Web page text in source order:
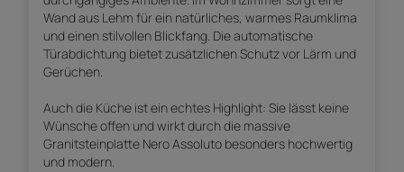
Wand aus Lehm für ein natürliches, warmes Raumklima
und einen stilvollen Blickfang. Die automatische
Türabdichtung bietet zusätzlichen Schutz vor Lärm und
Gerüchen.
Auch die Küche ist ein echtes Highlight: Sie lässt keine
Wünsche offen und wirkt durch die massive
Granitsteinplatte Nero Assoluto besonders hochwertig
und modern.